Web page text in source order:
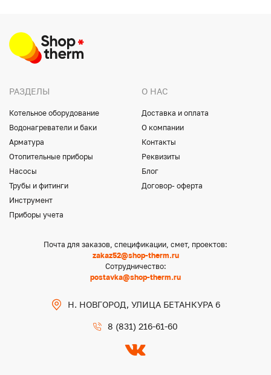
РАЗДЕЛЫ
Котельное оборудование
Водонагреватели и баки
Арматура
Отопительные приборы
Насосы
Трубы и фитинги
Инструмент
Приборы учета
О НАС
Доставка и оплата
О компании
Контакты
Реквизиты
Блог
Договор- оферта
Почта для заказов, спецификации, смет, проектов:
zakaz52@shop-therm.ru
Сотрудничество:
postavka@shop-therm.ru
Н. НОВГОРОД, УЛИЦА БЕТАНКУРА 6
8 (831) 216-61-60